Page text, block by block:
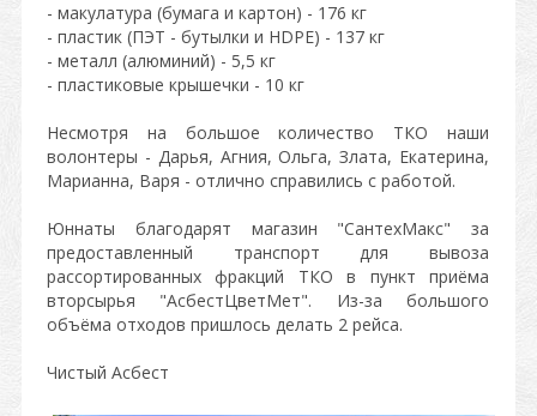
- макулатура (бумага и картон) - 176 кг
- пластик (ПЭТ - бутылки и HDPE) - 137 кг
- металл (алюминий) - 5,5 кг
- пластиковые крышечки - 10 кг
Несмотря на большое количество ТКО наши
волонтеры - Дарья, Агния, Ольга, Злата, Екатерина,
Maрианна, Варя - отлично справились с работой.
Юннаты благодарят магазин "СантехМакс" за
предоставленный транспорт для вывоза
рассортированных фракций ТКО в пункт приёма
вторсырья "АсбестЦветМет". Из-за большого
объëма отходов пришлось делать 2 рейса.
Чистый Асбест